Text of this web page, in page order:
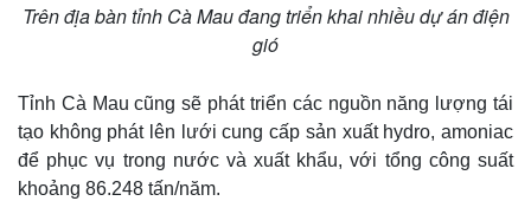
Trên địa bàn tỉnh Cà Mau đang triển khai nhiều dự án điện
gió
Tỉnh Cà Mau cũng sẽ phát triển các nguồn năng lượng tái
tạo không phát lên lưới cung cấp sản xuất hydro, amoniac
để phục vụ trong nước và xuất khẩu, với tổng công suất
khoảng 86.248 tấn/năm.